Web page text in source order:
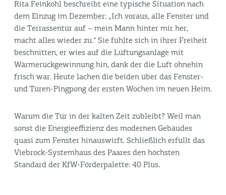
Rita Feinkohl beschreibt eine typische Situation nach
dem Einzug im Dezember: „Ich voraus, alle Fenster und
die Terrassentür auf – mein Mann hinter mir her,
macht alles wieder zu.“ Sie fühlte sich in ihrer Freiheit
beschnitten, er wies auf die Lüftungsanlage mit
Wärmerückgewinnung hin, dank der die Luft ohnehin
frisch war. Heute lachen die beiden über das Fenster-
und Türen-Pingpong der ersten Wochen im neuen Heim.
Warum die Tür in der kalten Zeit zubleibt? Weil man
sonst die Energieeffizienz des modernen Gebäudes
quasi zum Fenster hinauswirft. Schließlich erfüllt das
Viebrock-Systemhaus des Paares den höchsten
Standard der KfW-Förderpalette: 40 Plus.